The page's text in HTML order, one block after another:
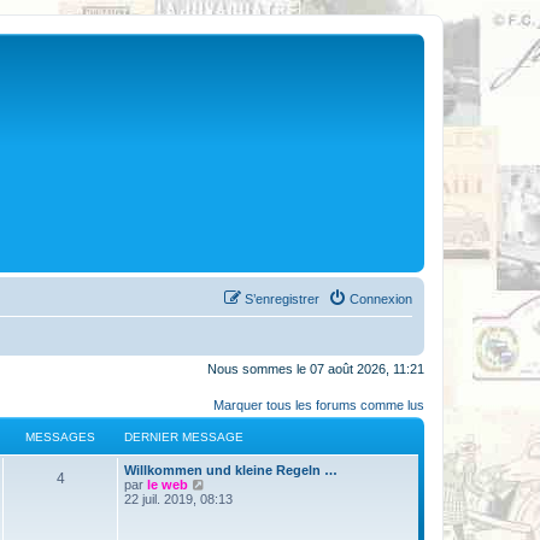
Connexion
S’enregistrer
Nous sommes le 07 août 2026, 11:21
Marquer tous les forums comme lus
MESSAGES DERNIER MESSAGE
4
Willkommen und kleine Regeln …
par le web
o
22 juil. 2019, 08:13